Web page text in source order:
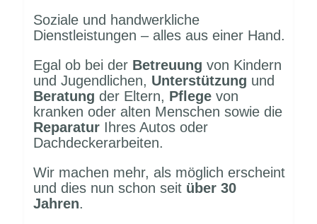
Mehr erfahren
Soziale und handwerkliche
Dienstleistungen – alles aus einer Hand.
Egal ob bei der Betreuung von Kindern
und Jugendlichen, Unterstützung und
Beratung der Eltern, Pflege von
kranken oder alten Menschen sowie die
Reparatur Ihres Autos oder
Dachdeckerarbeiten.
Wir machen mehr, als möglich erscheint
und dies nun schon seit über 30
Jahren.